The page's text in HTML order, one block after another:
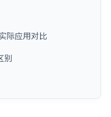
际应用对比
别